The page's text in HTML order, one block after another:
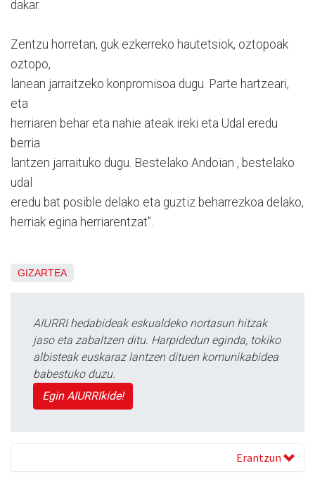
dakar.
Zentzu horretan, guk ezkerreko hautetsiok, oztopoak
oztopo,
lanean jarraitzeko konpromisoa dugu. Parte hartzeari,
eta
herriaren behar eta nahie ateak ireki eta Udal eredu
berria
lantzen jarraituko dugu. Bestelako Andoian , bestelako
udal
eredu bat posible delako eta guztiz beharrezkoa delako,
herriak egina herriarentzat".
GIZARTEA
AIURRI hedabideak eskualdeko nortasun hitzak
jaso eta zabaltzen ditu. Harpidedun eginda, tokiko
albisteak euskaraz lantzen dituen komunikabidea
babestuko duzu.
Egin AIURRIkide!
Erantzun